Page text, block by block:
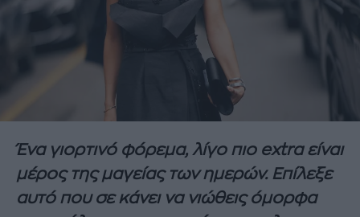
Ένα γιορτινό φόρεμα, λίγο πιο extra είναι
μέρος της μαγείας των ημερών. Επίλεξε
αυτό που σε κάνει να νιώθεις όμορφα